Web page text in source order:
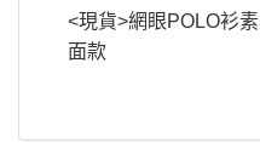
<現貨>網眼POLO衫素
面款